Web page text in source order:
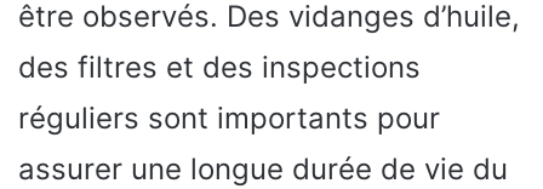
être observés. Des vidanges d’huile,
des filtres et des inspections
réguliers sont importants pour
assurer une longue durée de vie du